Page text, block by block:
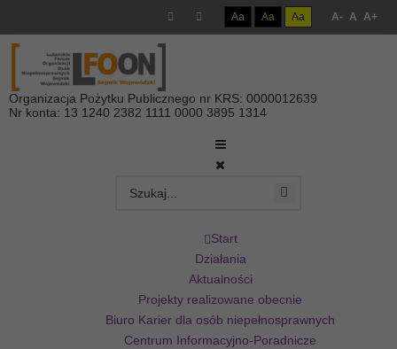
Aa Aa Aa A- A A+
Organizacja Pożytku Publicznego nr KRS: 0000012639
Nr konta: 13 1240 2382 1111 0000 3895 1314
Start
Działania
Aktualności
Projekty realizowane obecnie
Biuro Karier dla osób niepełnosprawnych
Centrum Informacyjno-Poradnicze